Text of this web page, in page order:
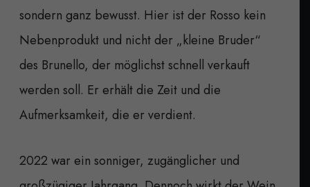
sondern ganz bewusst. Hier ist der Rosso kein
Nebenprodukt und nicht der „kleine Bruder“
des Brunello, der möglichst schnell verkauft
werden soll. Er erhält die Zeit und die
Aufmerksamkeit, die er verdient.
2022 war ein sonniger, zugänglicher und